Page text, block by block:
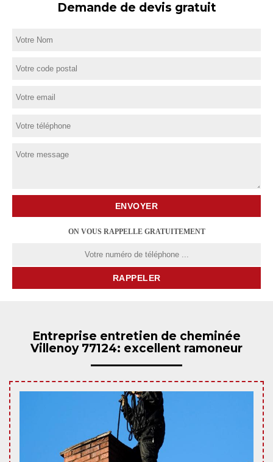
Demande de devis gratuit
ON VOUS RAPPELLE GRATUITEMENT
Entreprise entretien de cheminée
Villenoy 77124: excellent ramoneur